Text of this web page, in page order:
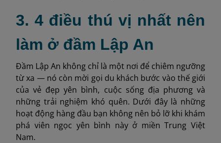
3. 4 điều thú vị nhất nên
làm ở đầm Lập An
Đầm Lập An không chỉ là một nơi để chiêm ngưỡng
từ xa — nó còn mời gọi du khách bước vào thế giới
của vẻ đẹp yên bình, cuộc sống địa phương và
những trải nghiệm khó quên. Dưới đây là những
hoạt động hàng đầu bạn không nên bỏ lỡ khi khám
phá viên ngọc yên bình này ở miền Trung Việt
Nam.